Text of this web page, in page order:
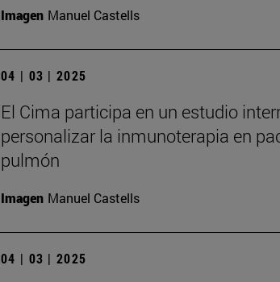
Imagen Manuel Castells
04 | 03 | 2025
El Cima participa en un estudio
personalizar la inmunoterapia en
pulmón
Imagen Manuel Castells
04 | 03 | 2025